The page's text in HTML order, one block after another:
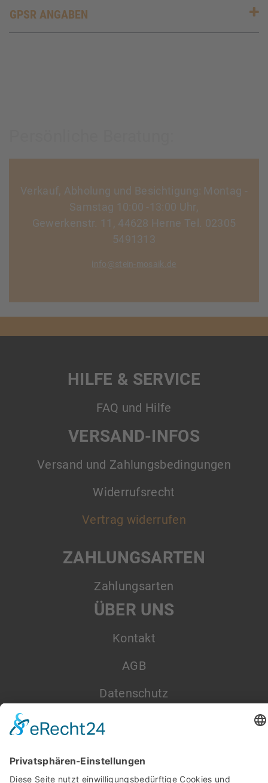
GPSR ANGABEN
Verkauf, Abholung und Besichtigung: Montag -
Samstag 10:00 -13:00 Uhr,
Gewerkenstr. 11, 44628 Herne Tel. 02305
5491313
info@stein-mosaik.de
HILFE & SERVICE
FAQ und Hilfe
VERSAND-INFOS
Versand und Zahlungsbedingungen
Widerrufsrecht
Vertrag widerrufen
ZAHLUNGSARTEN
Zahlungsarten
ÜBER UNS
Kontakt
AGB
Datenschutz
Impressum